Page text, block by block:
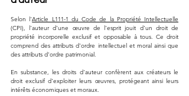
Selon l'Article L111-1 du Code de la Propriété Intellectuelle
(CPI), l'auteur d'une œuvre de l'esprit jouit d'un droit de
propriété incorporelle exclusif et opposable à tous. Ce droit
comprend des attributs d'ordre intellectuel et moral ainsi que
des attributs d'ordre patrimonial.
En substance, les droits d'auteur confèrent aux créateurs le
droit exclusif d'exploiter leurs œuvres, protégeant ainsi leurs
intérêts économiques et moraux.